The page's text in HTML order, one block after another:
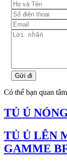
Gửi đi
Có thể bạn quan tâm
TỦ Ủ
TỦ Ủ LÊN
GAMME